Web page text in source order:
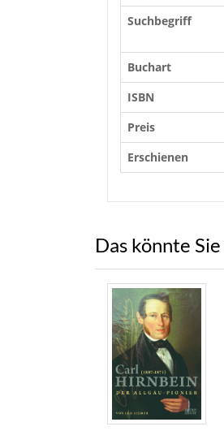
Suchbegriff
Buchart
ISBN
Preis
Erschienen
Das könnte